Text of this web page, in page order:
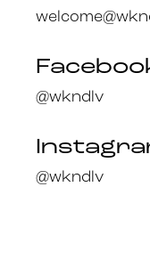
@wkndlv
@wkndlv